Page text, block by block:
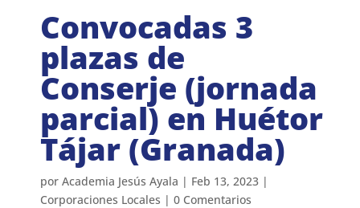
Convocadas 3
plazas de
Conserje (jornada
parcial) en Huétor
Tájar (Granada)
porAcademia Jesús Ayala | Feb 13, 2023 |
Corporaciones Locales |0 Comentarios